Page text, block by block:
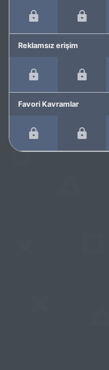
Reklamsız erişim
Favori Kavramlar